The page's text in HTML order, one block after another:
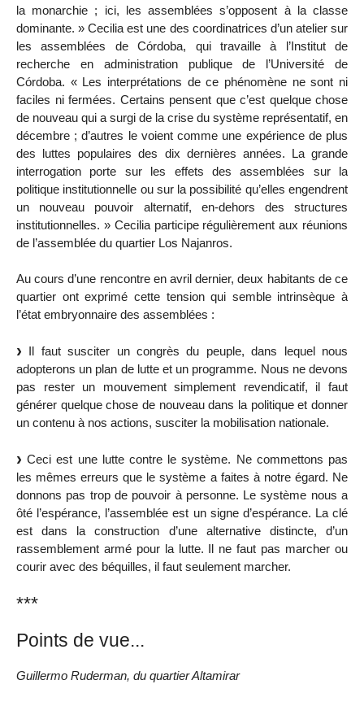
la monarchie ; ici, les assemblées s’opposent à la classe
dominante. » Cecilia est une des coordinatrices d’un atelier sur
les assemblées de Córdoba, qui travaille à l’Institut de
recherche en administration publique de l’Université de
Córdoba. « Les interprétations de ce phénomène ne sont ni
faciles ni fermées. Certains pensent que c’est quelque chose
de nouveau qui a surgi de la crise du système représentatif, en
décembre ; d’autres le voient comme une expérience de plus
des luttes populaires des dix dernières années. La grande
interrogation porte sur les effets des assemblées sur la
politique institutionnelle ou sur la possibilité qu’elles engendrent
un nouveau pouvoir alternatif, en-dehors des structures
institutionnelles. » Cecilia participe régulièrement aux réunions
de l’assemblée du quartier Los Najanros.
Au cours d’une rencontre en avril dernier, deux habitants de ce
quartier ont exprimé cette tension qui semble intrinsèque à
l’état embryonnaire des assemblées :
Il faut susciter un congrès du peuple, dans lequel nous
adopterons un plan de lutte et un programme. Nous ne devons
pas rester un mouvement simplement revendicatif, il faut
générer quelque chose de nouveau dans la politique et donner
un contenu à nos actions, susciter la mobilisation nationale.
Ceci est une lutte contre le système. Ne commettons pas
les mêmes erreurs que le système a faites à notre égard. Ne
donnons pas trop de pouvoir à personne. Le système nous a
ôté l’espérance, l’assemblée est un signe d’espérance. La clé
est dans la construction d’une alternative distincte, d’un
rassemblement armé pour la lutte. Il ne faut pas marcher ou
courir avec des béquilles, il faut seulement marcher.
***
Points de vue...
Guillermo Ruderman, du quartier Altamirar